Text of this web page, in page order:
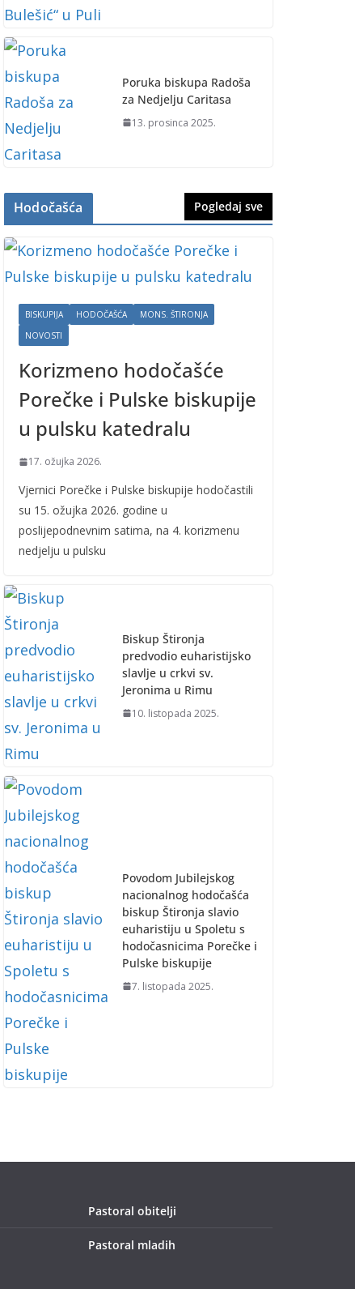
Poruka biskupa Radoša
za Nedjelju Caritasa
13. prosinca 2025.
Hodočašća Pogledaj sve
BISKUPIJA HODOČAŠĆA
MONS. ŠTIRONJA
NOVOSTI
Korizmeno hodočašće
Porečke i Pulske biskupije
u pulsku katedralu
17. ožujka 2026.
Vjernici Porečke i Pulske biskupije hodočastili
su 15. ožujka 2026. godine u
poslijepodnevnim satima, na 4. korizmenu
nedjelju u pulsku
Biskup Štironja
predvodio euharistijsko
slavlje u crkvi sv.
Jeronima u Rimu
10. listopada 2025.
Povodom Jubilejskog
nacionalnog hodočašća
biskup Štironja slavio
euharistiju u Spoletu s
hodočasnicima Porečke i
Pulske biskupije
7. listopada 2025.
Pastoral obitelji
Pastoral mladih